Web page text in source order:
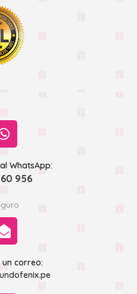
WhatsApp:
956
un correo: